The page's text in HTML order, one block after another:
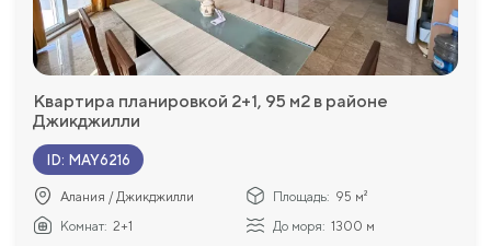
Квартира планировкой 2+1, 95 м2 в районе
Джикджилли
ID: MAY6216
Алания / Джикджилли Площадь: 95 м²
Комнат: 2+1 До моря: 1300 м